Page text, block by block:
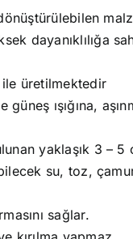
dayanıklılığa
üretilmektedir
güneş ışığına,
yaklaşık 3 – 5
su, toz,
sağlar.